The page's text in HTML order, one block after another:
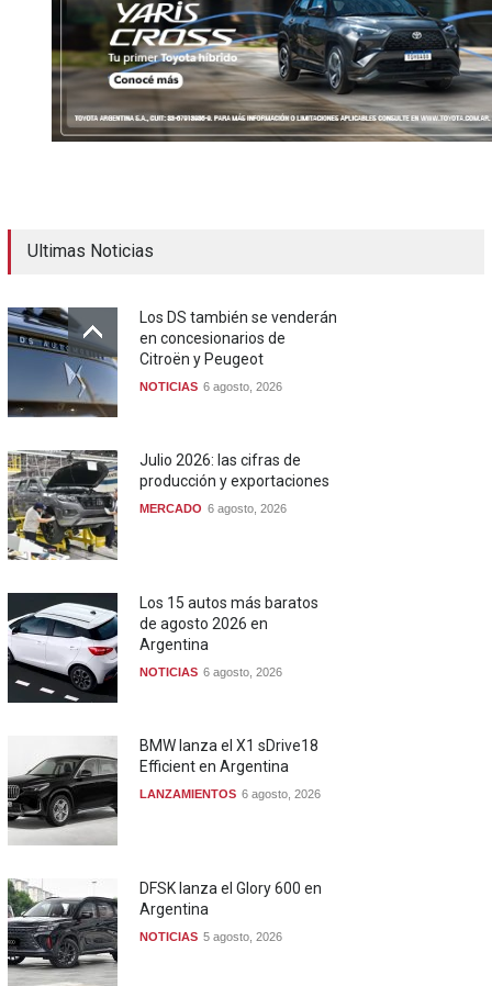
Ultimas Noticias
Los DS también se venderán
en concesionarios de
Citroën y Peugeot
NOTICIAS 6 agosto, 2026
Julio 2026: las cifras de
producción y exportaciones
MERCADO 6 agosto, 2026
Los 15 autos más baratos
de agosto 2026 en
Argentina
NOTICIAS 6 agosto, 2026
BMW lanza el X1 sDrive18
Efficient en Argentina
LANZAMIENTOS 6 agosto, 2026
DFSK lanza el Glory 600 en
Argentina
NOTICIAS 5 agosto, 2026